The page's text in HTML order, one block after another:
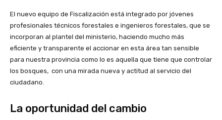
El nuevo equipo de Fiscalización está integrado por jóvenes
profesionales técnicos forestales e ingenieros forestales, que se
incorporan al plantel del ministerio, haciendo mucho más
eficiente y transparente el accionar en esta área tan sensible
para nuestra provincia como lo es aquella que tiene que controlar
los bosques, con una mirada nueva y actitud al servicio del
ciudadano.
La oportunidad del cambio